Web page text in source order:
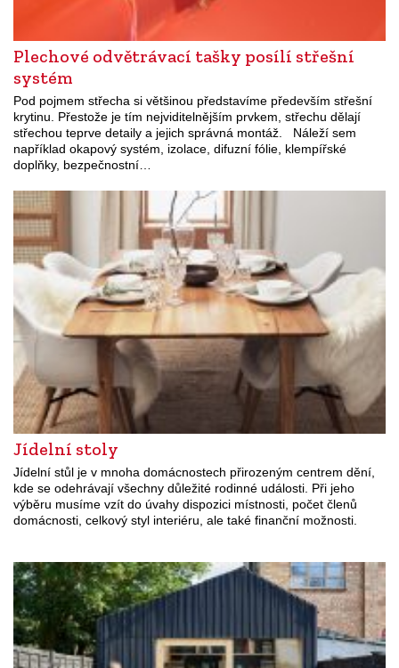
Plechové odvětrávací tašky posílí střešní
systém
Pod pojmem střecha si většinou představíme především střešní
krytinu. Přestože je tím nejviditelnějším prvkem, střechu dělají
střechou teprve detaily a jejich správná montáž. Náleží sem
například okapový systém, izolace, difuzní fólie, klempířské
doplňky, bezpečnostní…
Jídelní stoly
Jídelní stůl je v mnoha domácnostech přirozeným centrem dění,
kde se odehrávají všechny důležité rodinné události. Při jeho
výběru musíme vzít do úvahy dispozici místnosti, počet členů
domácnosti, celkový styl interiéru, ale také finanční možnosti.